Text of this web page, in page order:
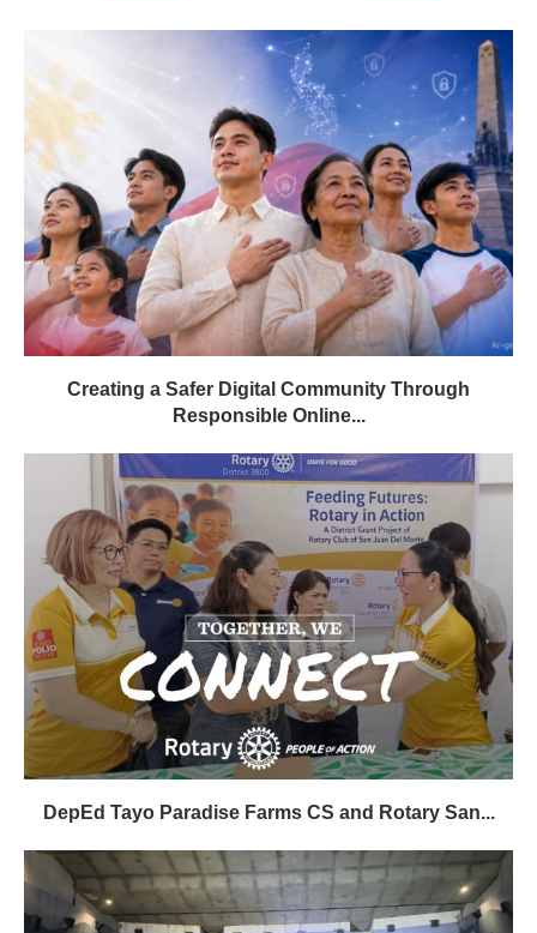
Creating a Safer Digital Community Through
Responsible Online...
DepEd Tayo Paradise Farms CS and Rotary San...